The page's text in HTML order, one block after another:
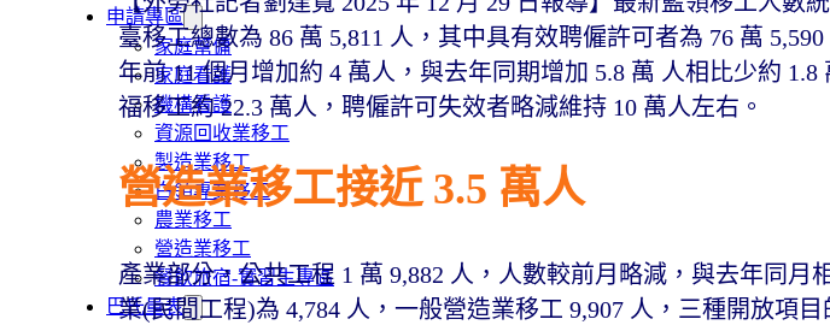
申請專區
家庭幫傭
家庭看護
機構看護
資源回收業移工
製造業移工
白領專業移工
農業移工
營造業移工
餐飲旅宿-實習生專區
巴氏量表
臺移工總數為 86 萬 5,811 人，其中具有效聘僱許可者為 76 萬
年前 11 個月增加約 4 萬人，與去年同期增加 5.8 萬 人相比少約
福移工約 22.3 萬人，聘僱許可失效者略減維持 10 萬人左右。
營造業移工接近 3.5 萬人
產業部分，公共工程 1 萬 9,882 人，人數較前月略減，與去年同月
業(民間工程)為 4,784 人，一般營造業移工 9,907 人，三種開放項